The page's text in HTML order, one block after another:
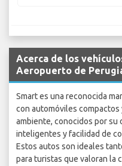
Acerca de los
Aeropuerto de
Smart es una reconocida
con automóviles
ambiente, conocidos por su
inteligentes y facilidad de
Estos autos son ideales
para turistas que valoran la